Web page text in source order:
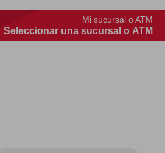
Mi sucursal o ATM
Seleccionar una sucursal o ATM